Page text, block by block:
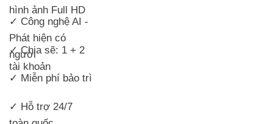
hình ảnh Full HD
✓ Công nghệ AI -
Phát hiện có
người
✓ Chia sẽ: 1 + 2
tài khoản
✓ Miễn phí bảo trì
✓ Hỗ trợ 24/7